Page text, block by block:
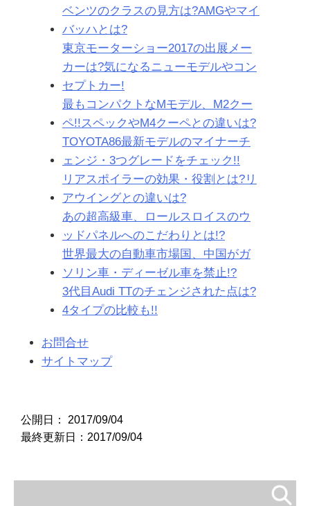
ベンツのクラスの見方は?AMGやマイ
バッハとは?
東京モーターショー2017の出展メー
カーは?気になるニューモデルやコン
セプトカー!
最もコンパクトなMモデル、M2クー
ペ!!スペックやM4クーペとの違いは?
TOYOTA86最新モデルのマイナーチ
ェンジ・3つグレードをチェック!!
リアスポイラーの効果・役割とは?リ
アウイングとの違いは?
あの超高級車、ロールスロイスのウ
ッドパネルへのこだわりとは!?
世界最大の自動車市場国、中国がガ
ソリン車・ディーゼル車を禁止!?
3代目Audi TTのチェンジされた点は?
4タイプの比較も!!
お問合せ
サイトマップ
公開日： 2017/09/04
最終更新日：2017/09/04